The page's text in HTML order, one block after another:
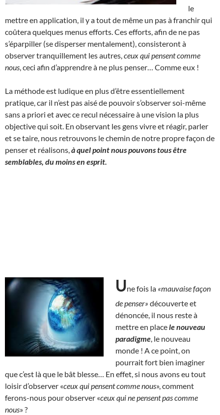
le
mettre en application, il y a tout de même un pas à franchir qui
coûtera quelques menus efforts. Ces efforts, afin de ne pas
s’éparpiller (se disperser mentalement), consisteront à
observer tranquillement les autres, ceux qui pensent comme
nous , ceci afin d’apprendre à ne plus penser… Comme eux !
La méthode est ludique en plus d’être essentiellement
pratique, car il n’est pas aisé de pouvoir s’observer soi-même
sans a priori et avec ce recul nécessaire à une vision la plus
objective qui soit. En observant les gens vivre et réagir, parler
et se taire, nous retrouvons le chemin de notre propre façon de
penser et réalisons, à quel point nous pouvons tous être
semblables, du moins en esprit.
Une fois la «mauvaise façon
de penser» découverte et
dénoncée, il nous reste à
mettre en placele nouveau
paradigme , le nouveau
monde ! A ce point, on
pourrait fort bien imaginer
que c’est là que le bât blesse… En effet, si nous avons eu tout
loisir d’observer «ceux qui pensent comme nous», comment
ferons-nous pour observer «ceux qui ne pensent pas comme
nous» ?